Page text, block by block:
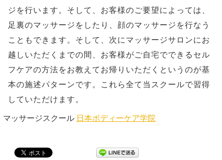
ジを行います。そして、お客様のご要望によっては、
足裏のマッサージをしたり、顔のマッサージを行なう
こともできます。そして、次にマッサージサロンにお
越しいただくまでの間、お客様がご自宅でできるセル
フケアの方法をお教えてお帰りいただくというのが基
本の施述パターンです。これら全て当スクールで習得
していただけます。
マッサージスクール 日本ボディーケア学院